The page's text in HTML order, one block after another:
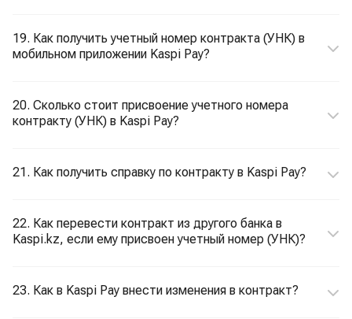
19. Как получить учетный номер контракта (УНК) в
мобильном приложении Kaspi Pay?
20. Сколько стоит присвоение учетного номера
контракту (УНК) в Kaspi Pay?
21. Как получить справку по контракту в Kaspi Pay?
22. Как перевести контракт из другого банка в
Kaspi.kz, если ему присвоен учетный номер (УНК)?
23. Как в Kaspi Pay внести изменения в контракт?